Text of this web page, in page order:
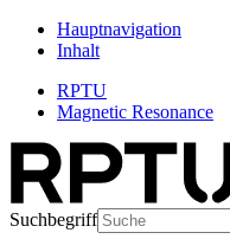
Hauptnavigation
Inhalt
RPTU
Magnetic Resonance
Suchbegriff